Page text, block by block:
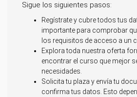
Sigue los siguientes pasos:
Regístrate y cubre todos tus
importante para comprobar
los requisitos de acceso a un
Explora toda nuestra oferta
encontrar el curso que mejor
necesidades.
Solicita tu plaza y envía tu
confirma tus datos. Esto